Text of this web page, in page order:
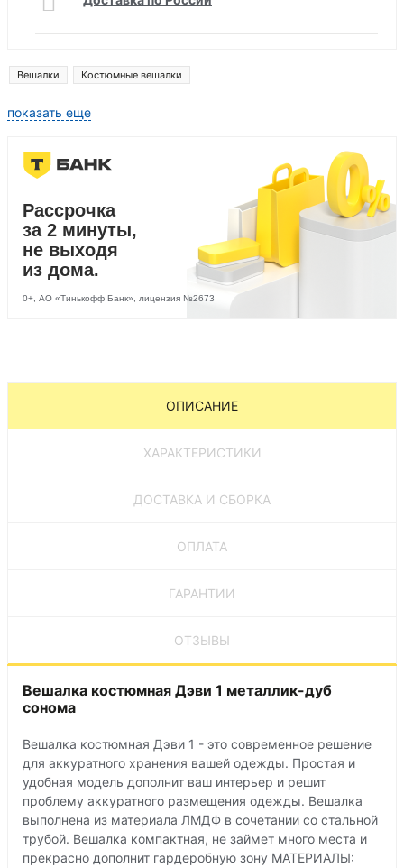
Вешалки Костюмные вешалки
показать еще
Рассрочка
за 2 минуты,
не выходя
из дома.
0+, АО «Тинькофф Банк», лицензия №2673
ОПИСАНИЕ
ХАРАКТЕРИСТИКИ
ДОСТАВКА И СБОРКА
ОПЛАТА
ГАРАНТИИ
ОТЗЫВЫ
Вешалка костюмная Дэви 1 металлик-дуб
сонома
Вешалка костюмная Дэви 1 - это современное решение
для аккуратного хранения вашей одежды. Простая и
удобная модель дополнит ваш интерьер и решит
проблему аккуратного размещения одежды. Вешалка
выполнена из материала ЛМДФ в сочетании со стальной
трубой. Вешалка компактная, не займет много места и
прекрасно дополнит гардеробную зону МАТЕРИАЛЫ: